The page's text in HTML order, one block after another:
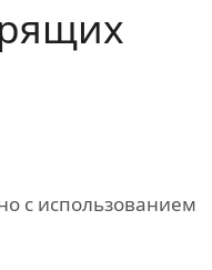
с использованием